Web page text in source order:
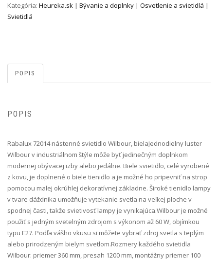
Kategória: Heureka.sk | Bývanie a doplnky | Osvetlenie a svietidlá |
Svietidlá
POPIS
POPIS
Rabalux 72014 nástenné svietidlo Wilbour, biela Jednodielny luster
Wilbour v industriálnom štýle môže byť jedinečným doplnkom
modernej obývacej izby alebo jedálne. Biele svietidlo, celé vyrobené
z kovu, je doplnené o biele tienidlo a je možné ho pripevniť na strop
pomocou malej okrúhlej dekoratívnej základne. Široké tienidlo lampy
v tvare dáždnika umožňuje vytekanie svetla na veľkej ploche v
spodnej časti, takže svietivosť lampy je vynikajúca.Wilbour je možné
použiť s jedným svetelným zdrojom s výkonom až 60 W, objímkou
typu E27. Podľa vášho vkusu si môžete vybrať zdroj svetla s teplým
alebo prirodzeným bielym svetlom.Rozmery každého svietidla
Wilbour: priemer 360 mm, presah 1200 mm, montážny priemer 100